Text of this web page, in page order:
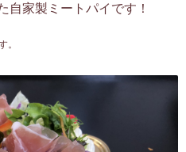
自家製ミートパイです！
。